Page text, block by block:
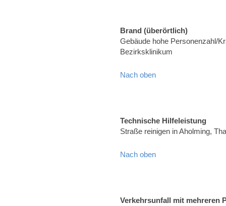
Brand (überörtlich)
Gebäude hohe Personenzahl/
Bezirksklinikum
Nach oben
Technische Hilfeleistung
Straße reinigen in Aholming,
Nach oben
Verkehrsunfall mit mehreren